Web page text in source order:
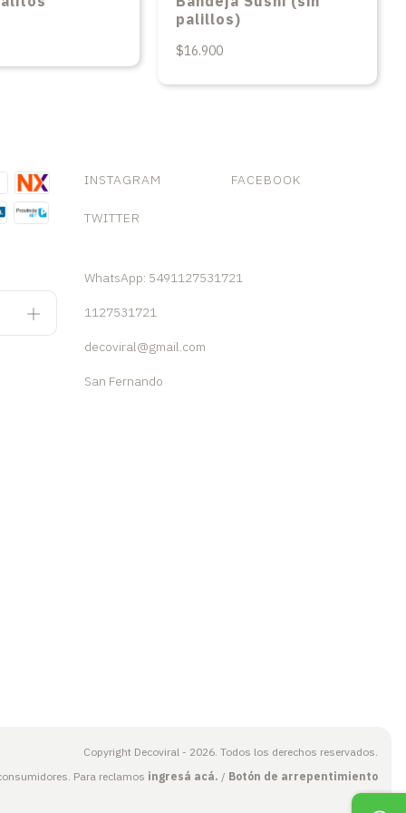
palillos)
$16.900
INSTAGRAM FACEBOOK
TWITTER
WhatsApp: 5491127531721
1127531721
decoviral@gmail.com
San Fernando
Copyright Decoviral - 2026. Todos los derechos reservados.
Para reclamos ingresá acá. / Botón de arrepentimiento